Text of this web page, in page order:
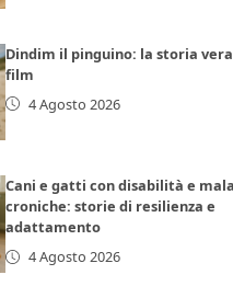
Dindim il pinguino: la storia
film
4 Agosto 2026
Cani e gatti con disabilità e
croniche: storie di resilienza e
adattamento
4 Agosto 2026